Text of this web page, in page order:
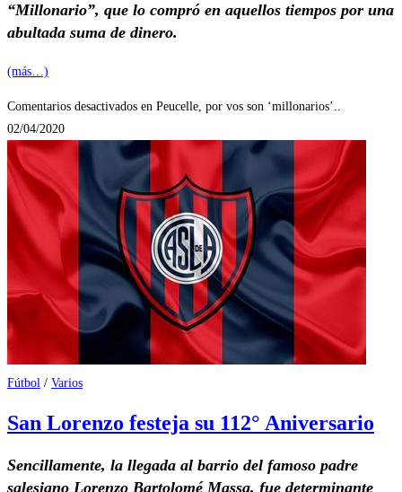
“Millonario”, que lo compró en aquellos tiempos por una
abultada suma de dinero.
(más…)
Comentarios desactivados en Peucelle, por vos son ‘millonarios’..
02/04/2020
Fútbol / Varios
San Lorenzo festeja su 112° Aniversario
Sencillamente, la llegada al barrio del famoso padre
salesiano Lorenzo Bartolomé Massa, fue determinante